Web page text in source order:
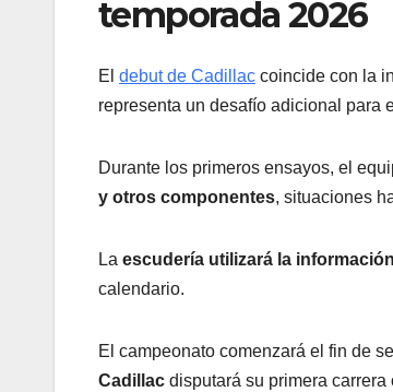
temporada 2026
El debut de Cadillac coincide con la
representa un desafío adicional para
Durante los primeros ensayos, el
y otros componentes, situaciones
La escudería utilizará la
calendario.
El campeonato comenzará el fin de
Cadillac disputará su primera carrera